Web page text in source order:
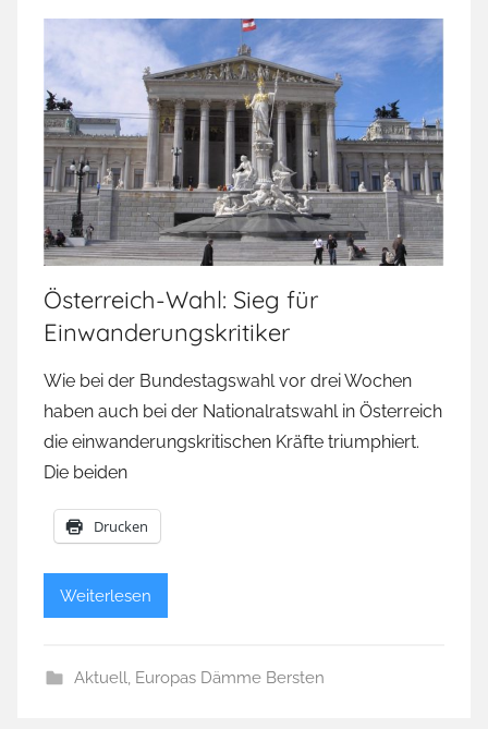
Österreich-Wahl: Sieg für
Einwanderungskritiker
Wie bei der Bundestagswahl vor drei Wochen
haben auch bei der Nationalratswahl in Österreich
die einwanderungskritischen Kräfte triumphiert.
Die beiden
Drucken
Weiterlesen
Aktuell, Europas Dämme Bersten